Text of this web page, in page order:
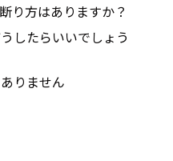
り方はありますか？
したらいいでしょう
りません